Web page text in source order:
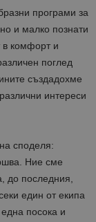
програми за
и малко познати
в комфорт и
поглед
създадохме
интереси
споделя:
Ние сме
до последния,
един от екипа
посока и